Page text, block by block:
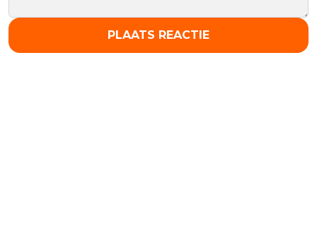
PLAATS REACTIE